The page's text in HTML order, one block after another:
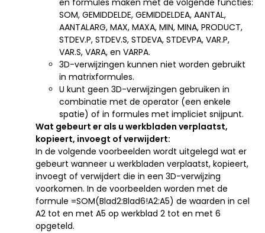
en formules maken met de volgende functies:
SOM, GEMIDDELDE, GEMIDDELDEA, AANTAL,
AANTALARG, MAX, MAXA, MIN, MINA, PRODUCT,
STDEV.P, STDEV.S, STDEVA, STDEVPA, VAR.P,
VAR.S, VARA, en VARPA.
3D-verwijzingen kunnen niet worden gebruikt
in matrixformules.
U kunt geen 3D-verwijzingen gebruiken in
combinatie met de operator (een enkele
spatie) of in formules met impliciet snijpunt.
Wat gebeurt er als u werkbladen verplaatst,
kopieert, invoegt of verwijdert:
In de volgende voorbeelden wordt uitgelegd wat er
gebeurt wanneer u werkbladen verplaatst, kopieert,
invoegt of verwijdert die in een 3D-verwijzing
voorkomen. In de voorbeelden worden met de
formule =SOM(Blad2:Blad6!A2:A5) de waarden in cel
A2 tot en met A5 op werkblad 2 tot en met 6
opgeteld.